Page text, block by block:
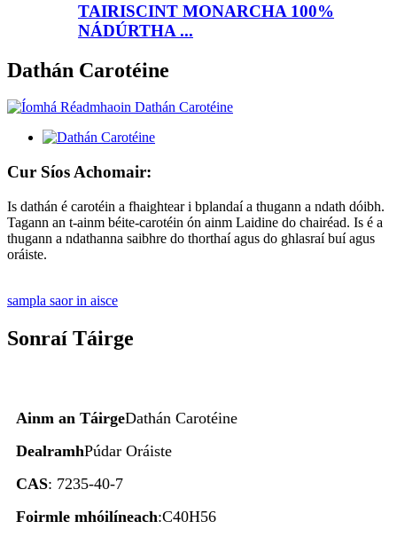
TAIRISCINT MONARCHA 100%
NÁDÚRTHA ...
Dathán Carotéine
Cur Síos Achomair:
Is dathán é carotéin a fhaightear i bplandaí a thugann a ndath dóibh.
Tagann an t-ainm béite-carotéin ón ainm Laidine do chairéad. Is é a
thugann a ndathanna saibhre do thorthaí agus do ghlasraí buí agus
oráiste.
sampla saor in aisce
Sonraí Táirge
Ainm an TáirgeDathán Carotéine
DealramhPúdar Oráiste
CAS: 7235-40-7
Foirmle mhóilíneach:C40H56